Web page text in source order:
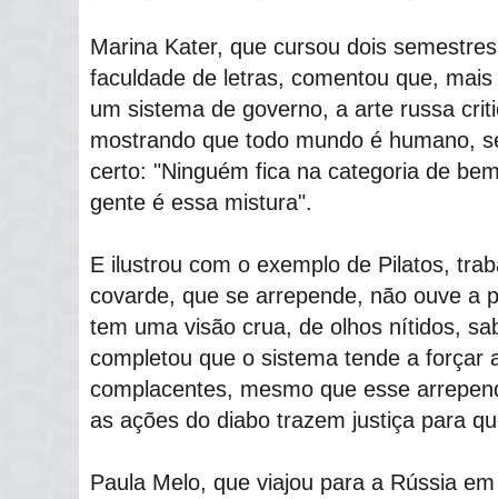
Marina Kater, que cursou dois
faculdade de letras, comentou que,
um sistema de governo, a arte russa
mostrando que todo mundo é humano,
certo: "Ninguém fica na categoria de
gente é essa mistura".
E ilustrou com o exemplo de Pilatos,
covarde, que se arrepende, não ouve a
tem uma visão crua, de olhos nítidos,
completou que o sistema tende a forçar
complacentes, mesmo que esse
as ações do diabo trazem justiça para
Paula Melo, que viajou para a Rússia